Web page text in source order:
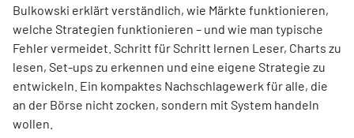
Bulkowski erklärt verständlich, wie Märkte funktionieren,
welche Strategien funktionieren – und wie man typische
Fehler vermeidet. Schritt für Schritt lernen Leser, Charts zu
lesen, Set-ups zu erkennen und eine eigene Strategie zu
entwickeln. Ein kompaktes Nachschlagewerk für alle, die
an der Börse nicht zocken, sondern mit System handeln
wollen.